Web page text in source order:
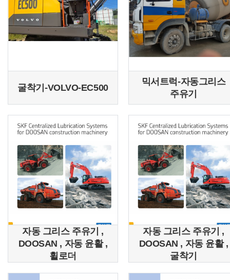
굴착기-VOLVO-EC500
믹서트럭-자동그리스
주유기
자동 그리스 주유기 ,
DOOSAN , 자동 윤활 ,
휠로더
자동 그리스 주유기 ,
DOOSAN , 자동 윤활 ,
굴착기